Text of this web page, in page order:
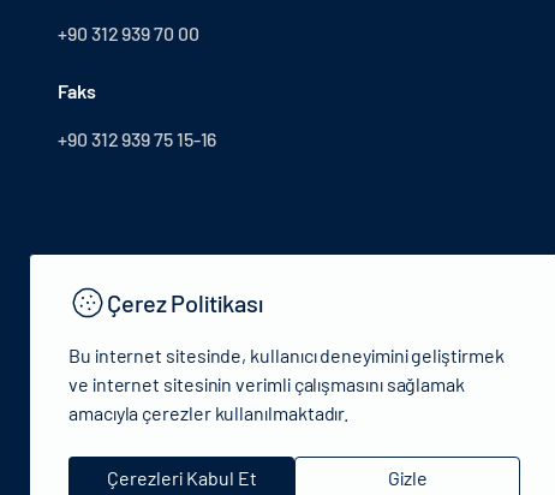
+90 312 939 70 00
Faks
+90 312 939 75 15-16
© 2024 T.C.Kültür ve Turizm Bakanlığı - Tüm hakları saklıdır.
Çerez Politikası
Bu internet sitesinde, kullanıcı deneyimini geliştirmek
ve internet sitesinin verimli çalışmasını sağlamak
amacıyla çerezler kullanılmaktadır.
Çerezleri Kabul Et Gizle